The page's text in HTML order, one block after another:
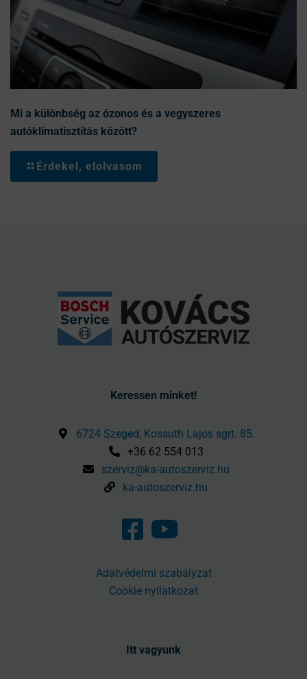
Mi a különbség az ózonos és a vegyszeres
autóklímatisztítás között?
Érdekel, elolvasom
Keressen minket!
6724 Szeged, Kossuth Lajos sgrt. 85.
+36 62 554 013
szerviz@ka-autoszerviz.hu
ka-autoszerviz.hu
Adatvédelmi szabályzat
Cookie nyilatkozat
Itt vagyunk